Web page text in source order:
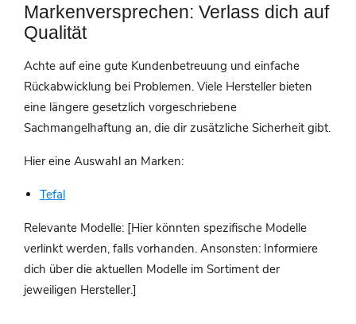
Markenversprechen: Verlass dich auf
Qualität
Achte auf eine gute Kundenbetreuung und einfache
Rückabwicklung bei Problemen. Viele Hersteller bieten
eine längere gesetzlich vorgeschriebene
Sachmangelhaftung an, die dir zusätzliche Sicherheit gibt.
Hier eine Auswahl an Marken:
Tefal
Relevante Modelle: [Hier könnten spezifische Modelle
verlinkt werden, falls vorhanden. Ansonsten: Informiere
dich über die aktuellen Modelle im Sortiment der
jeweiligen Hersteller.]